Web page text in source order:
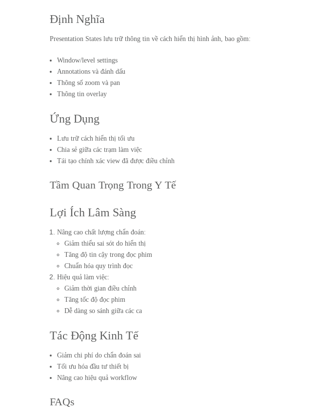
Định Nghĩa
Presentation States lưu trữ thông tin về cách hiển thị hình ảnh, bao gồm:
Window/level settings
Annotations và đánh dấu
Thông số zoom và pan
Thông tin overlay
Ứng Dụng
Lưu trữ cách hiển thị tối ưu
Chia sẻ giữa các trạm làm việc
Tái tạo chính xác view đã được điều chỉnh
Tầm Quan Trọng Trong Y Tế
Lợi Ích Lâm Sàng
Nâng cao chất lượng chẩn đoán:
Giảm thiểu sai sót do hiển thị
Tăng độ tin cậy trong đọc phim
Chuẩn hóa quy trình đọc
Hiệu quả làm việc:
Giảm thời gian điều chỉnh
Tăng tốc độ đọc phim
Dễ dàng so sánh giữa các ca
Tác Động Kinh Tế
Giảm chi phí do chẩn đoán sai
Tối ưu hóa đầu tư thiết bị
Nâng cao hiệu quả workflow
FAQs